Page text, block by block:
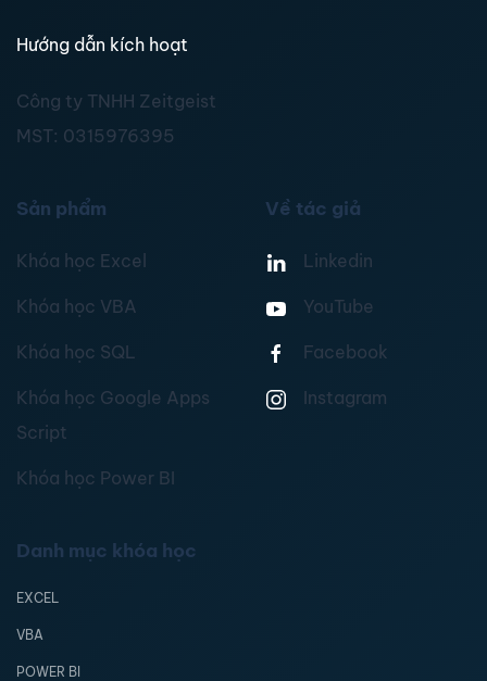
Hướng dẫn kích hoạt
Công ty TNHH Zeitgeist
MST: 0315976395
Sản phẩm
Khóa học Excel
Khóa học VBA
Khóa học SQL
Khóa học Google Apps
Script
Khóa học Power BI
Về tác giả
Linkedin
YouTube
Facebook
Instagram
Danh mục khóa học
EXCEL
VBA
POWER BI